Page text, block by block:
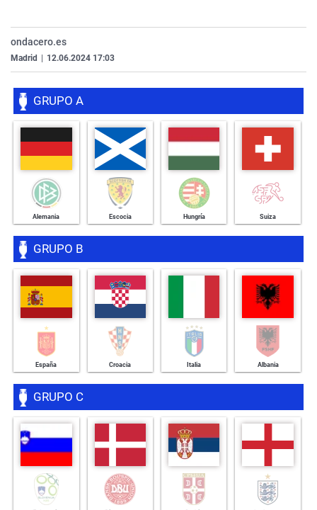
ondacero.es
Madrid 12.06.2024 17:03
GRUPO A
Alemania
+ INFO
Escocia
+ INFO
Hungría
+ INFO
Suiza
+ INFO
GRUPO B
España
+ INFO
Croacia
+ INFO
Italia
+ INFO
Albania
+ INFO
GRUPO C
+ INFO + INFO + INFO + INFO